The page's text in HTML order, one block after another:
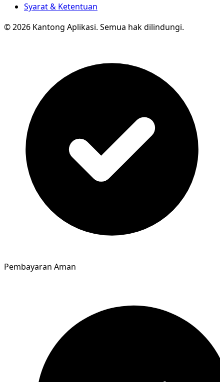
Syarat & Ketentuan
© 2026 Kantong Aplikasi. Semua hak dilindungi.
Pembayaran Aman